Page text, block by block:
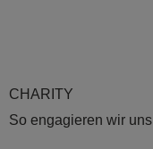
CHA­RI­TY
So engagieren wir uns